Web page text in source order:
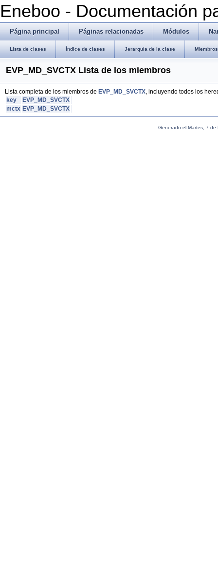
Eneboo - Documentación
Página principal Páginas relacionadas Módulos
Lista de clases Índice de clases Jerarquía de la clase
EVP_MD_SVCTX Lista de los miembros
Lista completa de los miembros de EVP_MD_SVCTX, incluyendo todos los
key
EVP_MD_SVCTX
mctx EVP_MD_SVCTX
Generado el Martes, 7